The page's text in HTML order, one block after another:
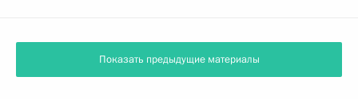
Показать предыдущие материалы